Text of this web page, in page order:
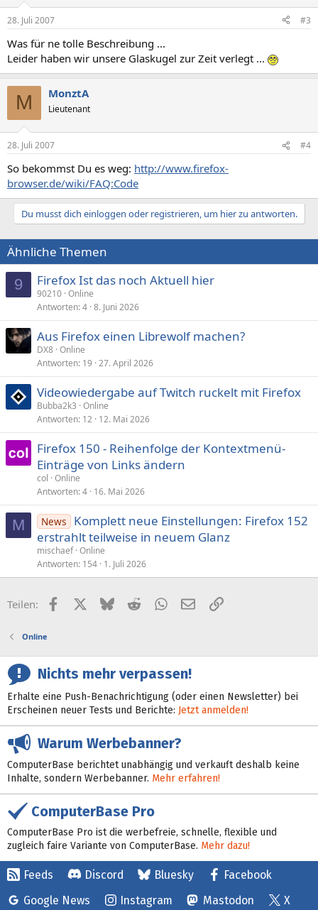
28. Juli 2007 #3
Was für ne tolle Beschreibung ...
Leider haben wir unsere Glaskugel zur Zeit verlegt ...
M MonztA
Lieutenant
28. Juli 2007 #4
So bekommst Du es weg: http://www.firefox-
browser.de/wiki/FAQ:Code
Du musst dich einloggen oder registrieren, um hier zu antworten.
Ähnliche Themen
9 Firefox Ist das noch Aktuell hier
90210 Online
Antworten 4 8. Juni 2026
Aus Firefox einen Librewolf machen?
DX8 Online
Antworten 19 27. April 2026
Videowiedergabe auf Twitch ruckelt mit Firefox
Bubba2k3 Online
Antworten 12 12. Mai 2026
Firefox 150 - Reihenfolge der Kontextmenü-
Einträge von Links ändern
col Online
Antworten 4 16. Mai 2026
M News
Komplett neue Einstellungen: Firefox 152
erstrahlt teilweise in neuem Glanz
mischaef Online
Antworten 154 1. Juli 2026
Teilen: FacebookX (Twitter)
BlueskyRedditWhatsApp
E-MailLink
Online
Nichts mehr verpassen!
Erhalte eine Push-Benachrichtigung (oder einen Newsletter) bei
Erscheinen neuer Tests und Berichte: Jetzt anmelden!
Warum Werbebanner?
ComputerBase berichtet unabhängig und verkauft deshalb keine
Inhalte, sondern Werbebanner. Mehr erfahren!
ComputerBase Pro
ComputerBase Pro ist die werbefreie, schnelle, flexible und
zugleich faire Variante von ComputerBase. Mehr dazu!
Feeds Discord Bluesky
Facebook
Google News
Instagram Mastodon X